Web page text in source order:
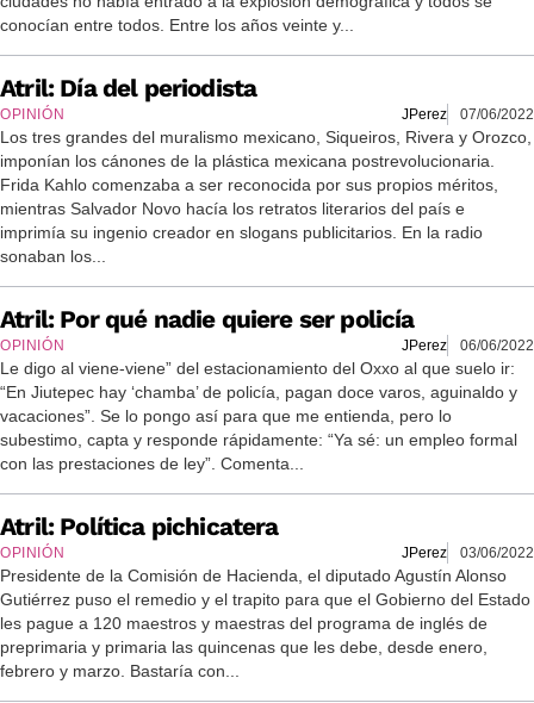
conocían entre todos. Entre los años veinte y...
Atril: Día del periodista
OPINIÓN JPerez 07/06/2022
Los tres grandes del muralismo mexicano, Siqueiros, Rivera y Orozco,
imponían los cánones de la plástica mexicana postrevolucionaria.
Frida Kahlo comenzaba a ser reconocida por sus propios méritos,
mientras Salvador Novo hacía los retratos literarios del país e
imprimía su ingenio creador en slogans publicitarios. En la radio
sonaban los...
Atril: Por qué nadie quiere ser policía
OPINIÓN JPerez 06/06/2022
Le digo al viene-viene” del estacionamiento del Oxxo al que suelo ir:
“En Jiutepec hay ‘chamba’ de policía, pagan doce varos, aguinaldo y
vacaciones”. Se lo pongo así para que me entienda, pero lo
subestimo, capta y responde rápidamente: “Ya sé: un empleo formal
con las prestaciones de ley”. Comenta...
Atril: Política pichicatera
OPINIÓN JPerez 03/06/2022
Presidente de la Comisión de Hacienda, el diputado Agustín Alonso
Gutiérrez puso el remedio y el trapito para que el Gobierno del Estado
les pague a 120 maestros y maestras del programa de inglés de
preprimaria y primaria las quincenas que les debe, desde enero,
febrero y marzo. Bastaría con...